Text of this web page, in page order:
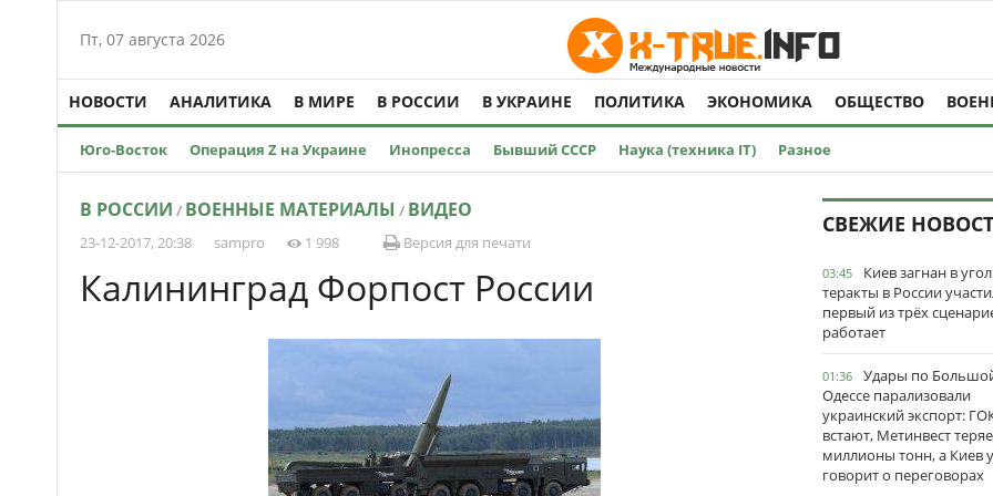
Пт, 07 августа 2026
НОВОСТИ АНАЛИТИКА В МИРЕ В РОССИИ В УКРАИНЕ ПОЛИТИКА ЭКОНОМИКА ОБЩЕСТВО
Юго-Восток Операция Z на Украине Инопресса Бывший СССР Наука (техника IT) Разное
В РОССИИ / ВОЕННЫЕ МАТЕРИАЛЫ / ВИДЕО
23-12-2017, 20:38 sampro 1 998 Версия для печати
Калининград Форпост России
СВЕЖИЕ
03:45
Киев загнан в
теракты в России
первый из трёх
работает
01:36
Удары по
Одессе парализовали
украинский экспорт:
встают, Метинвест
миллионы тонн, а Киев
говорит о переговорах